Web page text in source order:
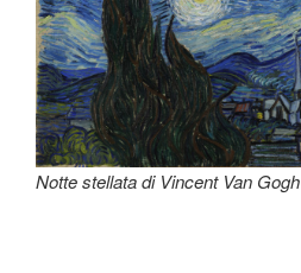
Notte stellata di Vincent Van Gogh